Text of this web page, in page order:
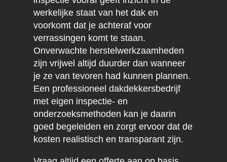
werkelijke staat van het dak en
voorkomt dat je achteraf voor
verrassingen komt te staan.
Onverwachte herstelwerkzaamheden
zijn vrijwel altijd duurder dan wanneer
je ze van tevoren had kunnen plannen.
Een professioneel dakdekkersbedrijf
met eigen inspectie- en
onderzoeksmethoden kan je daarin
goed begeleiden en zorgt ervoor dat de
kosten realistisch en transparant zijn.